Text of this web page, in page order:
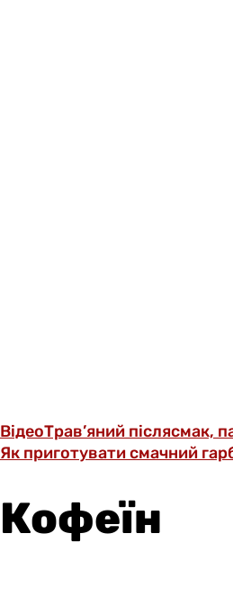
ВідеоТрав’яний післясмак,
Як приготувати смачний
Кофеїн